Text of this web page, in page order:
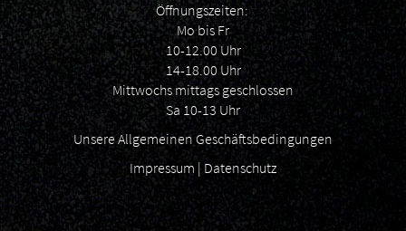
Öffnungszeiten:
Mo bis Fr
10-12.00 Uhr
14-18.00 Uhr
Mittwochs mittags geschlossen
Sa 10-13 Uhr
Unsere Allgemeinen Geschäftsbedingungen
Impressum |Datenschutz